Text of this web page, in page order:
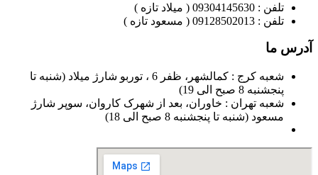
تلفن : 09304145630 ( میلاد تازه )
تلفن : 09128502013 ( مسعود تازه )
آدرس ما
شعبه کرج : کمالشهر، ظفر 6 ، توربو شارژ میلاد (شنبه تا
پنجشنبه 8 صبح الی 19)
شعبه تهران : خاوران، بعد از شهرک کاروان، سوپر شارژ
مسعود (شنبه تا پنجشنبه 8 صبح الی 18)